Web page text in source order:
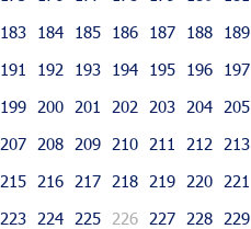
183
184 185 186 187 188 189
191
192 193 194 195 196 197
199
200 201 202 203 204 205
207
208 209 210 211 212 213
215
216 217 218 219 220 221
223
224 225 226 227 228 229